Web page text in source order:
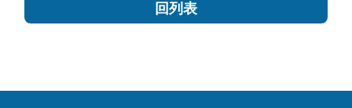
回列表